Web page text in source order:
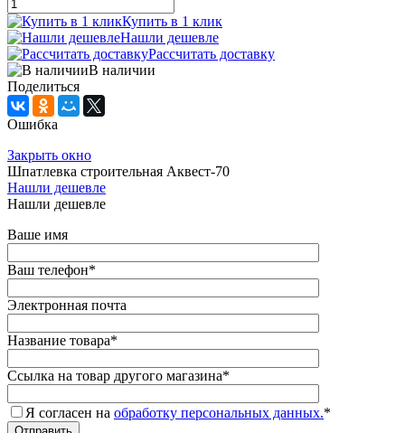
Купить в 1 клик
Нашли дешевле
Рассчитать доставку
В наличии
Поделиться
Ошибка
Закрыть окно
Шпатлевка строительная Аквест-70
Нашли дешевле
Нашли дешевле
Ваше имя
Ваш телефон*
Электронная почта
Название товара*
Ссылка на товар другого магазина*
Я согласен на обработку персональных данных.*